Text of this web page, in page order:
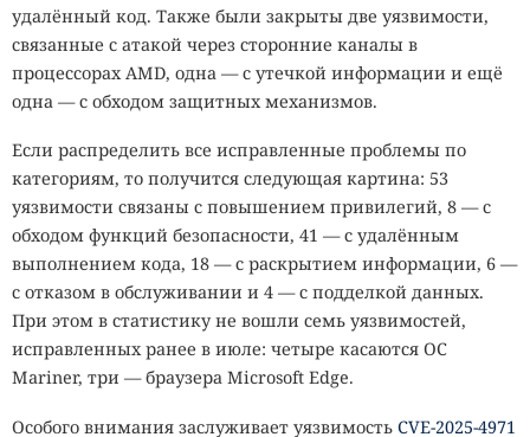
удалённый код. Также были закрыты две уязвимости,
связанные с атакой через сторонние каналы в
процессорах AMD, одна — с утечкой информации и ещё
одна — с обходом защитных механизмов.
Если распределить все исправленные проблемы по
категориям, то получится следующая картина: 53
уязвимости связаны с повышением привилегий, 8 — с
обходом функций безопасности, 41 — с удалённым
выполнением кода, 18 — с раскрытием информации, 6 —
с отказом в обслуживании и 4 — с подделкой данных.
При этом в статистику не вошли семь уязвимостей,
исправленных ранее в июле: четыре касаются ОС
Mariner, три — браузера Microsoft Edge.
Особого внимания заслуживает уязвимость CVE-2025-4971